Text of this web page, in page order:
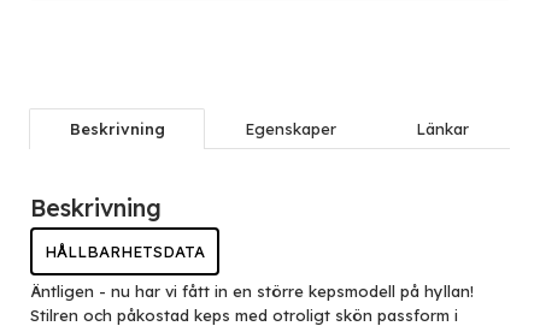
Beskrivning Egenskaper Länkar
Beskrivning
HÅLLBARHETSDATA
Äntligen - nu har vi fått in en större kepsmodell på hyllan!
Stilren och påkostad keps med otroligt skön passform i